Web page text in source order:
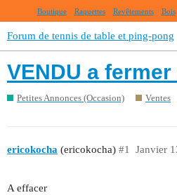
Boutique Raquettes Revêtements Bois
Forum de tennis de table et ping-pong
VENDU a
Petites Annonces (Occasion) Ventes
ericokocha (ericokocha) Janvier
#1
A effacer